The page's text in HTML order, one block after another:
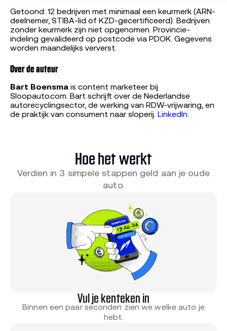
Getoond: 12 bedrijven met minimaal een keurmerk (ARN-
deelnemer, STIBA-lid of KZD-gecertificeerd). Bedrijven
zonder keurmerk zijn niet opgenomen. Provincie-
indeling gevalideerd op postcode via PDOK. Gegevens
worden maandelijks ververst.
Over de auteur
Bart Boensma is content marketeer bij
Sloopauto.com. Bart schrijft over de Nederlandse
autorecyclingsector, de werking van RDW-vrijwaring, en
de praktijk van consument naar sloperij. LinkedIn.
Hoe het werkt
Verdien in 3 simpele stappen geld aan je oude
auto.
Vul je kenteken in
Binnen een paar seconden zien we welke auto je
hebt.